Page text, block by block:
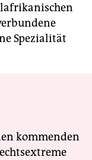
Spezialität
kommenden